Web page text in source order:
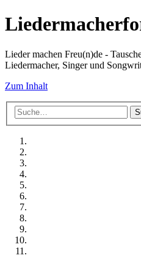
Lieder machen Freu(n)de -
Liedermacher, Singer und
Zum Inhalt